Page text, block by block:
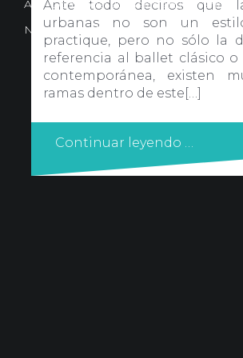
Ante todo deciros que
urbanas no son un
practique, pero no sólo la
referencia al ballet clásico o
contemporánea, existen
ramas dentro de este[…]
Continuar leyendo …
Avd. Comercial 20 Barañain (Navarra)
Nota Legal·Privacidad· Política de